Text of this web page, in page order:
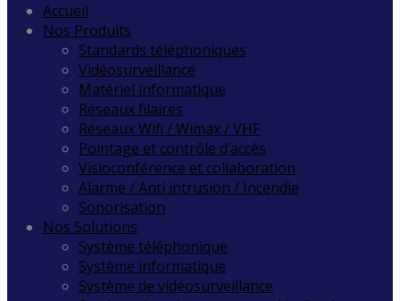
Accueil
Nos Produits
Standards téléphoniques
Vidéosurveillance
Matériel informatique
Réseaux filaires
Réseaux Wifi / Wimax / VHF
Pointage et contrôle d’accès
Visioconférence et collaboration
Alarme / Anti intrusion / Incendie
Sonorisation
Nos Solutions
Système téléphonique
Système informatique
Système de vidéosurveillance